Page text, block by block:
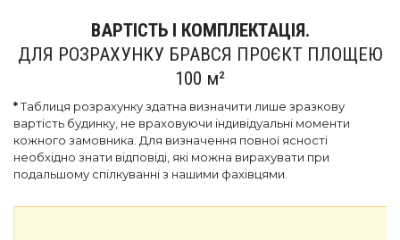
ВАРТІСТЬ І КОМПЛЕКТАЦІЯ.
ДЛЯ РОЗРАХУНКУ БРАВСЯ ПРОЄКТ ПЛОЩЕЮ
100 м²
*Таблиця розрахунку здатна визначити лише зразкову
вартість будинку, не враховуючи індивідуальні моменти
кожного замовника. Для визначення повної ясності
необхідно знати відповіді, які можна вирахувати при
подальшому спілкуванні з нашими фахівцями.